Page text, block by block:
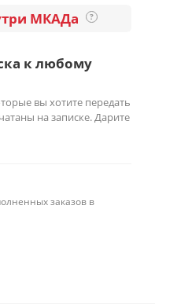
МКАДа ?
к любому
вы хотите передать
на записке. Дарите
заказов в